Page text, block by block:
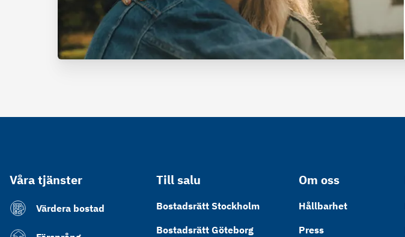
Våra tjänster
Värdera bostad
Till salu
Bostadsrätt Stockholm
Bostadsrätt Göteborg
Om oss
Hållbarhet
Press